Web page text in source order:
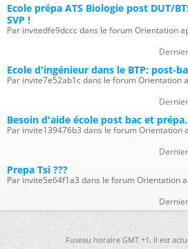
Ecole prépa ATS Biologie post DUT/
SVP !
Par invitedfe9dccc dans le forum Orientation
Ecole d'ingénieur dans le BTP: post-
Par invite7e52ab1c dans le forum Orientation
Besoin d'aide école post bac et
Par invite139476b3 dans le forum Orientation
Prepa Tsi ???
Par invite5e64f1a3 dans le forum Orientation
Fuseau horaire GMT +1. Il est